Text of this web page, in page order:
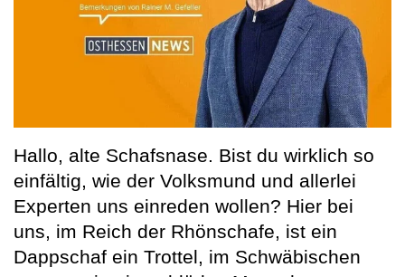
Hallo, alte Schafsnase. Bist du wirklich so
einfältig, wie der Volksmund und allerlei
Experten uns einreden wollen? Hier bei
uns, im Reich der Rhönschafe, ist ein
Dappschaf ein Trottel, im Schwäbischen